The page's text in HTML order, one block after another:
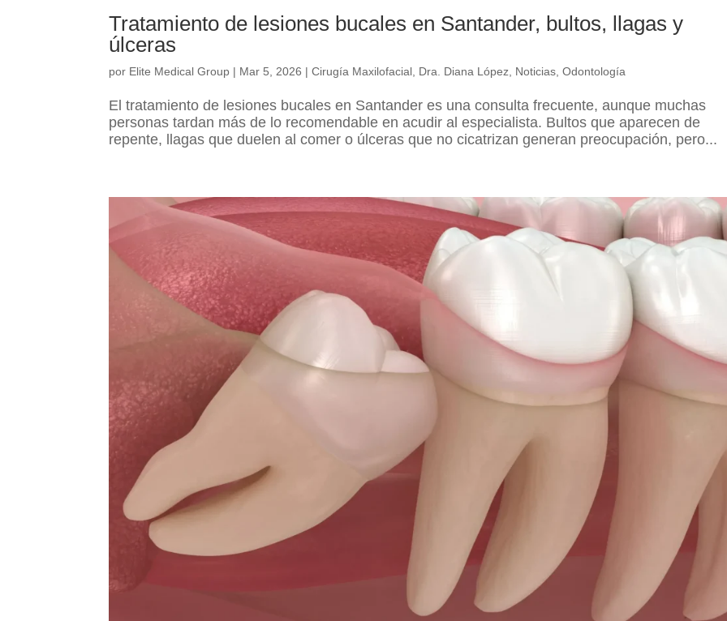
Tratamiento de lesiones bucales en Santander, bultos, llagas y
úlceras
por Elite Medical Group | Mar 5, 2026 |Cirugía Maxilofacial, Dra. Diana López, Noticias,Odontología
El tratamiento de lesiones bucales en Santander es una consulta frecuente, aunque muchas
personas tardan más de lo recomendable en acudir al especialista. Bultos que aparecen de
repente, llagas que duelen al comer o úlceras que no cicatrizan generan preocupación, pero...